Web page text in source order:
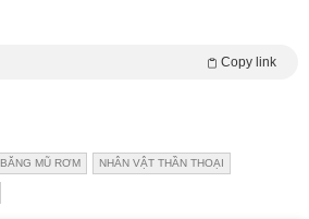
Copy link
BĂNG MŨ RƠM NHÂN VẬT THẦN THOẠI